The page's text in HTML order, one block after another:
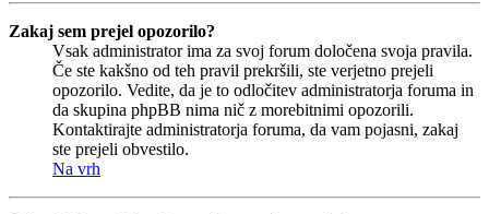
Zakaj sem prejel opozorilo?
Vsak administrator ima za svoj forum določena svoja pravila.
Če ste kakšno od teh pravil prekršili, ste verjetno prejeli
opozorilo. Vedite, da je to odločitev administratorja foruma in
da skupina phpBB nima nič z morebitnimi opozorili.
Kontaktirajte administratorja foruma, da vam pojasni, zakaj
ste prejeli obvestilo.
Na vrh